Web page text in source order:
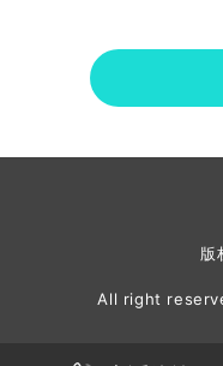
版
All right